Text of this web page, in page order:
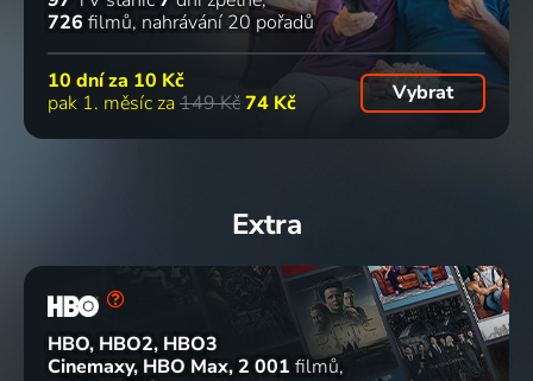
726 filmů nahrávání 20 pořadů
10 dní za 10 Kč
pak 1. měsíc za 149 Kč74 Kč Vybrat
Extra
HBO, HBO2, HBO3
Cinemaxy, HBO Max 2 001 filmů